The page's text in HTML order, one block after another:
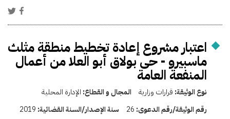
اعتبار مشروع إعادة تخطيط منطقة مثلث
ماسبيرو - حى بولاق أبو العلا من أعمال
المنفعة العامة
نوع الوثيقة: قرارات وزارية المجال و القطاع: الإدارة المحلية
رقم الوثيقة/رقم الدعوى: 26 سنة الإصدار/السنة القضائية: 2019